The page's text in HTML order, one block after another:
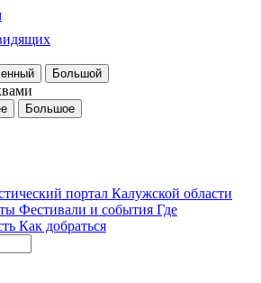
Большой
Большое
Фестивали и события Где
Как добраться